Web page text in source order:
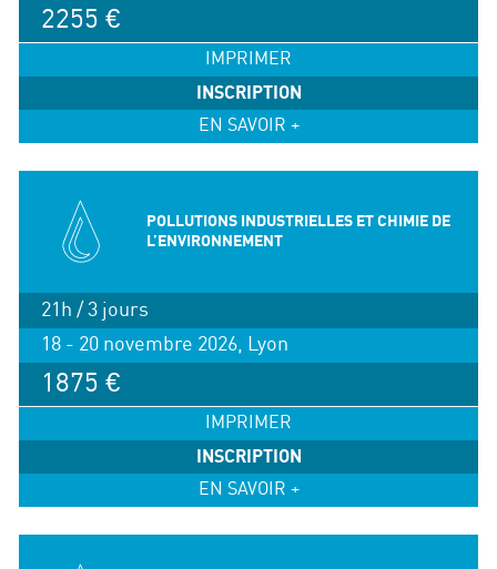
2255 €
IMPRIMER
INSCRIPTION
EN SAVOIR +
POLLUTIONS INDUSTRIELLES ET CHIMIE DE
L’ENVIRONNEMENT
21h / 3 jours
18 - 20 novembre 2026, Lyon
1875 €
IMPRIMER
INSCRIPTION
EN SAVOIR +